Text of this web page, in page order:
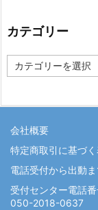
カテゴリー
テ
会社概要
特定商取引に基づ
電話受付から出動
受付センター電話
050-2018-0637